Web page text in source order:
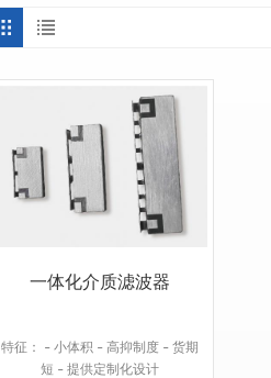
一体化介质滤波器
特征： - 小体积 - 高抑制度 - 货期
短 - 提供定制化设计